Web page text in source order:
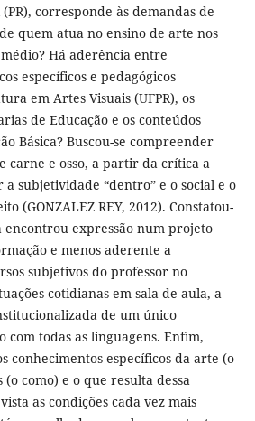
corresponde às demandas de
quem atua no ensino de arte nos
Há aderência entre
específicos e pedagógicos
em Artes Visuais (UFPR), os
de Educação e os conteúdos
Básica? Buscou-se compreender
carne e osso, a partir da crítica a
subjetividade “dentro” e o social e o
(GONZALEZ REY, 2012). Constatou-
encontrou expressão num projeto
e menos aderente a
subjetivos do professor no
cotidianas em sala de aula, a
de um único
todas as linguagens. Enfim,
conhecimentos específicos da arte (o
(o como) e o que resulta dessa
as condições cada vez mais